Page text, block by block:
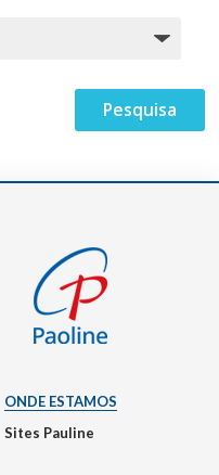
ONDE ESTAMOS
Sites Pauline